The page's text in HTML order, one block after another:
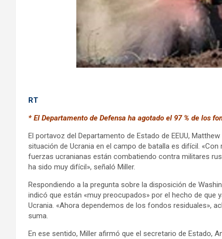
RT
* El Departamento de Defensa ha agotado el 97 % de los
El portavoz del Departamento de Estado de EEUU,
situación de Ucrania en el campo de batalla es difícil.
fuerzas ucranianas están combatiendo contra militares
ha sido muy difícil», señaló Miller.
Respondiendo a la pregunta sobre la disposición de
indicó que están «muy preocupados» por el hecho de
Ucrania. «Ahora dependemos de los fondos residuales»,
suma.
En ese sentido, Miller afirmó que el secretario de Estado,